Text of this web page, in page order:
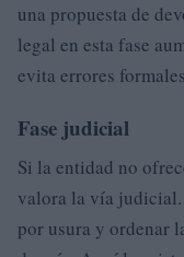
una propuesta de
legal en esta fase
evita errores
Fase judicial
Si la entidad no
valora la vía
por usura y ordenar